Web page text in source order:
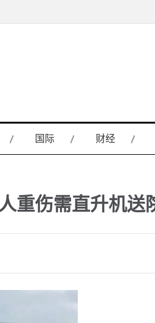
国际 财经
重伤需直升机送